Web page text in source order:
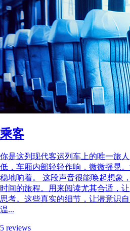
乘客
你是这列现代客运列车上的唯一旅
低，车厢内部轻轻作响，微微摇晃
稳地响着。 这段声音很能唤起想象
时间的旅程。用来阅读尤其合适，
思考。这些真实的细节，让潜意识
温...
5 reviews